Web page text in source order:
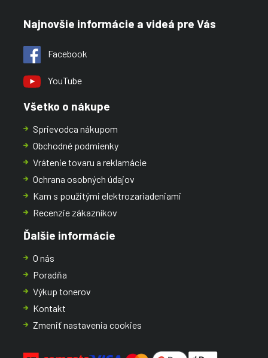
Najnovšie informácie a videá pre Vás
Facebook
YouTube
Všetko o nákupe
Sprievodca nákupom
Obchodné podmienky
Vrátenie tovaru a reklamácie
Ochrana osobných údajov
Kam s použitými elektrozariadeniami
Recenzie zákazníkov
Ďalšie informácie
O nás
Poradňa
Výkup tonerov
Kontakt
Zmeniť nastavenia cookies